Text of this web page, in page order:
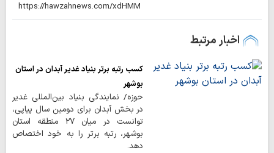
اخبار مرتبط
کسب رتبه برتر بنیاد غدیر آبدان در استان
بوشهر
حوزه/ نمایندگی بنیاد بین‌المللی غدیر
در بخش آبدان برای دومین سال پیاپی،
توانست در میان ۲۷ منطقه استان
بوشهر، رتبه برتر را به خود اختصاص
دهد.